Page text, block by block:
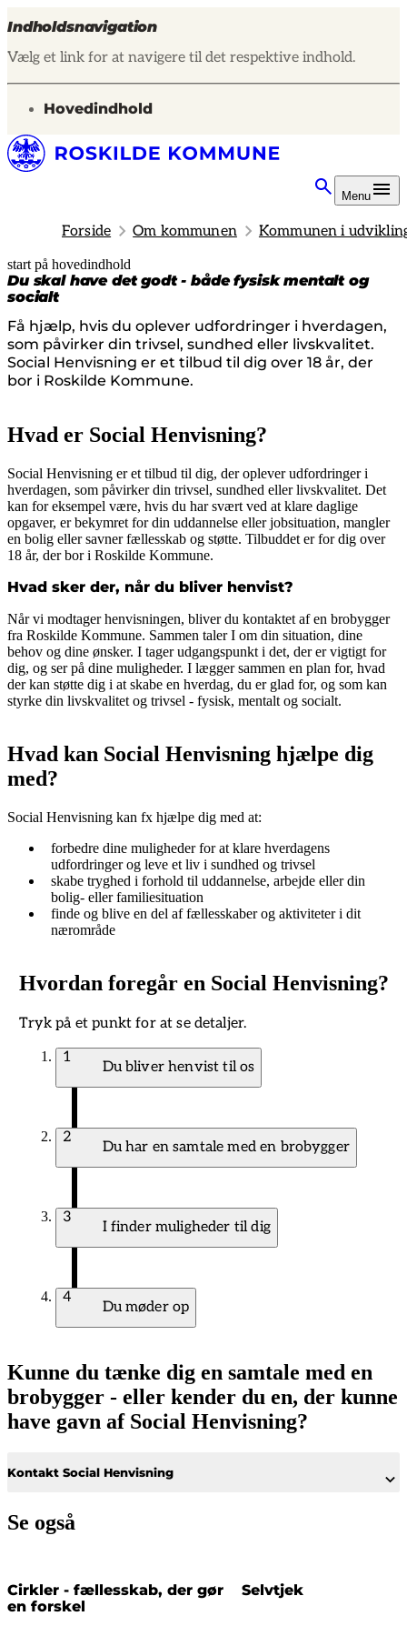
Indholdsnavigation
Vælg et link for at navigere til det respektive indhold.
gå til
Hovedindhold
Menu
Forside Om kommunen Kommunen i
start på hovedindhold
Du skal have det godt - både fysisk mentalt og
socialt
Få hjælp, hvis du oplever udfordringer i hverdagen,
som påvirker din trivsel, sundhed eller livskvalitet.
Social Henvisning er et tilbud til dig over 18 år, der
bor i Roskilde Kommune.
senest opdateret 4. juni 2026
Hvad er Social Henvisning?
Social Henvisning er et tilbud til dig, der oplever udfordringer i
hverdagen, som påvirker din trivsel, sundhed eller livskvalitet. Det
kan for eksempel være, hvis du har svært ved at klare daglige
opgaver, er bekymret for din uddannelse eller jobsituation, mangler
en bolig eller savner fællesskab og støtte. Tilbuddet er for dig over
18 år, der bor i Roskilde Kommune.
Hvad sker der, når du bliver henvist?
Når vi modtager henvisningen, bliver du kontaktet af en brobygger
fra Roskilde Kommune. Sammen taler I om din situation, dine
behov og dine ønsker. I tager udgangspunkt i det, der er vigtigt for
dig, og ser på dine muligheder. I lægger sammen en plan for, hvad
der kan støtte dig i at skabe en hverdag, du er glad for, og som kan
styrke din livskvalitet og trivsel - fysisk, mentalt og socialt.
Hvad kan Social Henvisning hjælpe dig
med?
Social Henvisning kan fx hjælpe dig med at:
forbedre dine muligheder for at klare hverdagens
udfordringer og leve et liv i sundhed og trivsel
skabe tryghed i forhold til uddannelse, arbejde eller din
bolig- eller familiesituation
finde og blive en del af fællesskaber og aktiviteter i dit
nærområde
Hvordan foregår en Social Henvisning?
Tryk på et punkt for at se detaljer.
1
Du bliver henvist til os
2
Du har en samtale med en brobygger
3
I finder muligheder til dig
4
Du møder op
Kunne du tænke dig en samtale med en
brobygger - eller kender du en, der kunne
have gavn af Social Henvisning?
Kontakt Social Henvisning
Se også
Cirkler - fællesskab, der gør
en forskel
Selvtjek